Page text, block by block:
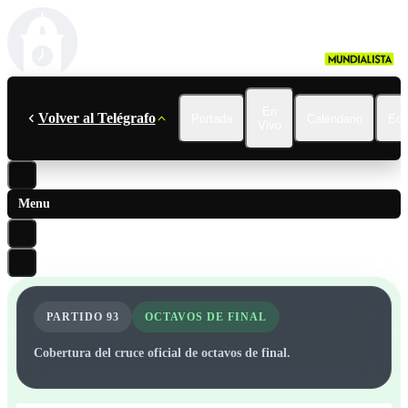
Volver al Telégrafo
Menu
PARTIDO 93 OCTAVOS DE FINAL
Cobertura del cruce oficial de octavos de final.